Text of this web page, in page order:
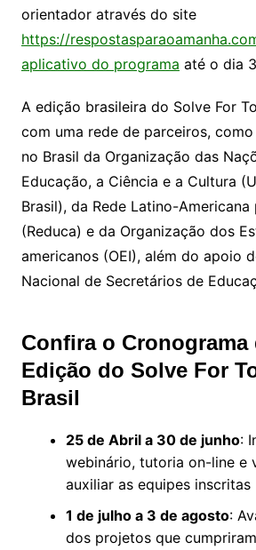
orientador através do site
https://
aplicativo do programa até o dia
A edição brasileira do Solve For
com uma rede de parceiros,
no Brasil da Organização das
Educação, a Ciência e a Cultura
Brasil), da Rede Latino-Americana
(Reduca) e da Organização dos
americanos (OEI), além do apoio
Nacional de Secretários de
Confira o Cronograma
Edição do Solve For
Brasil
25 de Abril a 30 de junho:
webinário, tutoria on-line e
auxiliar as equipes inscritas
1 de julho a 3 de agosto:
dos projetos que